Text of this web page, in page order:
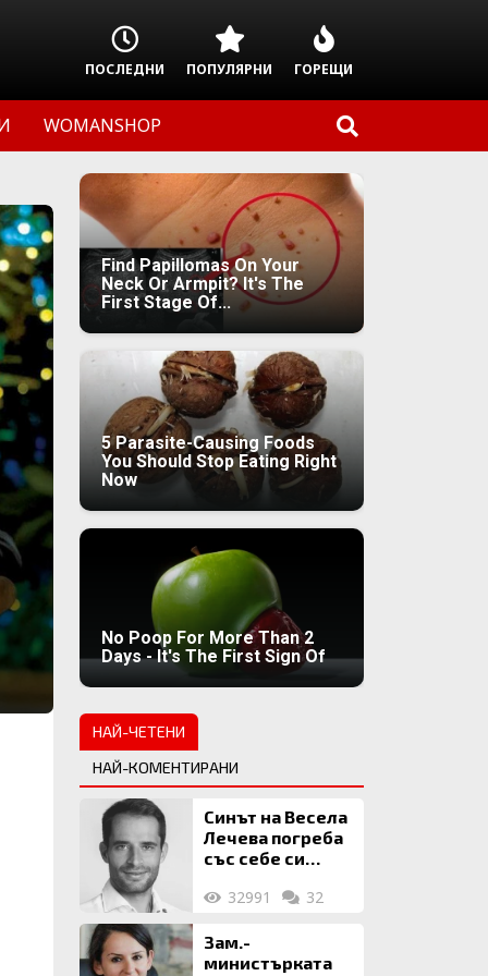
ПОСЛЕДНИ ПОПУЛЯРНИ ГОРЕЩИ
WOMANSHOP
Find Papillomas On Your
Neck Or Armpit? It's The
First Stage Of...
5 Parasite-Causing Foods
You Should Stop Eating Right
Now
No Poop For More Than 2
Days - It's The First Sign Of
НАЙ-ЧЕТЕНИ
НАЙ-КОМЕНТИРАНИ
Синът на Весела
Лечева погреба
със себе си
млн. евро
32991 32
Зам.-
министърката